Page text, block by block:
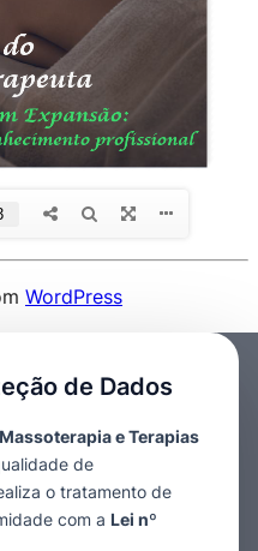
WordPress
de Dados
e Terapias
de
o tratamento de
com a Lei nº